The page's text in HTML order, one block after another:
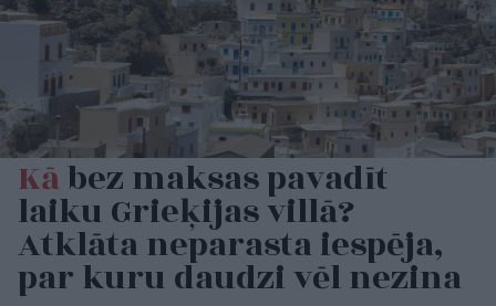
Kābez maksas pavadīt
laiku Grieķijas villā?
Atklāta neparasta iespēja,
par kuru daudzi vēl nezina